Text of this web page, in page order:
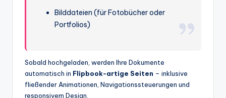
Bilddateien (für Fotobücher oder
Portfolios)
Sobald hochgeladen, werden Ihre Dokumente
automatisch in Flipbook-artige Seiten – inklusive
fließender Animationen, Navigationssteuerungen und
responsivem Design.